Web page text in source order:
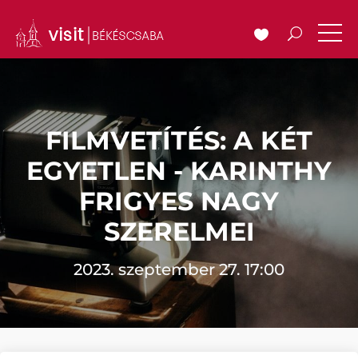
FILMVETÍTÉS: A KÉT
EGYETLEN - KARINTHY
FRIGYES NAGY
SZERELMEI
2023. szeptember 27. 17:00